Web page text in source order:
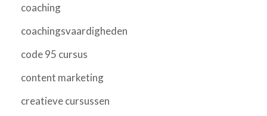
coaching
coachingsvaardigheden
code 95 cursus
content marketing
creatieve cursussen